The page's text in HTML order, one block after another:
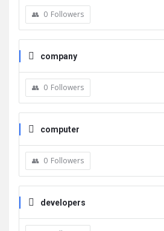
0 Followers
company
0 Followers
computer
0 Followers
developers